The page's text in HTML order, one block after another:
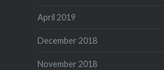
April 2019
December 2018
November 2018